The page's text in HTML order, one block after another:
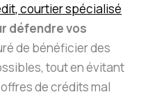
courtier spécialisé
défendre vos
de bénéficier des
tout en évitant
de crédits mal